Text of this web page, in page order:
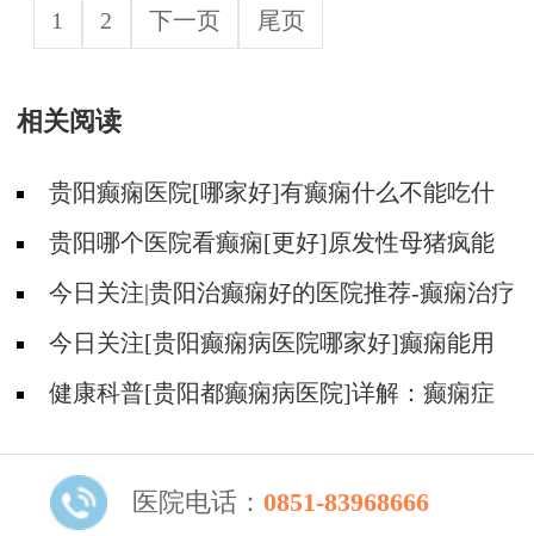
1 2 下一页 尾页
相关阅读
贵阳癫痫医院[哪家好]有癫痫什么不能吃什
么药?贵阳哪个医院看癫痫[更好]原发性母猪疯能
治好吗?
今日关注|贵阳治癫痫好的医院推荐-癫痫治疗
怎么能好?
今日关注[贵阳癫痫病医院哪家好]癫痫能用
中医治疗吗？
健康科普[贵阳都癫痫病医院]详解：癫痫症
医院电话： 0851-83968666